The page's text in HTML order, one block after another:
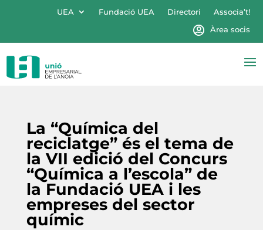
UEA Fundació UEA Directori
Associa’t!
Àrea socis
La “Química del
reciclatge” és el tema de
la VII edició del Concurs
“Química a l’escola” de
la Fundació UEA i les
empreses del sector
químic